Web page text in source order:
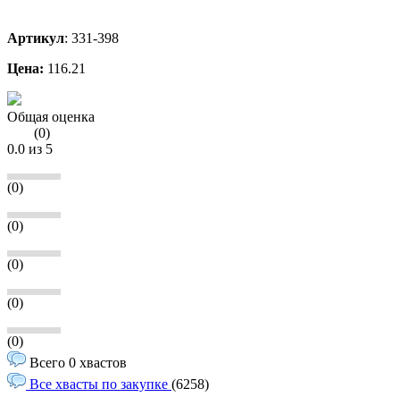
Артикул: 331-398
Цена: 116.21
Общая оценка
(0)
0.0 из 5
(0)
(0)
(0)
(0)
(0)
Всего 0 хвастов
Все хвасты по закупке (6258)